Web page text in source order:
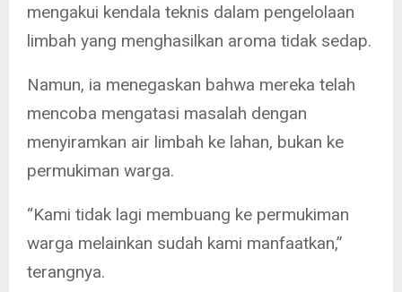
mengakui kendala teknis dalam pengelolaan
limbah yang menghasilkan aroma tidak sedap.
Namun, ia menegaskan bahwa mereka telah
mencoba mengatasi masalah dengan
menyiramkan air limbah ke lahan, bukan ke
permukiman warga.
“Kami tidak lagi membuang ke permukiman
warga melainkan sudah kami manfaatkan,”
terangnya.